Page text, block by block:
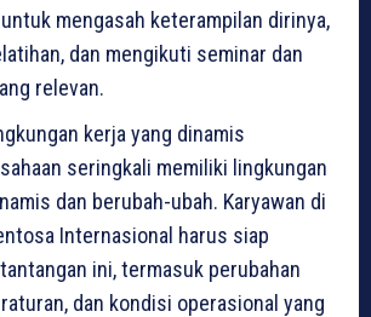
mengasah keterampilan dirinya,
dan mengikuti seminar dan
relevan.
kerja yang dinamis
seringkali memiliki lingkungan
dan berubah-ubah. Karyawan di
Internasional harus siap
ini, termasuk perubahan
dan kondisi operasional yang